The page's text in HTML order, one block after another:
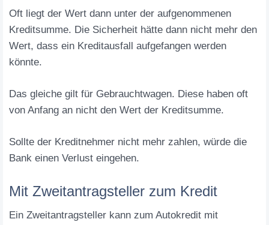
Oft liegt der Wert dann unter der aufgenommenen
Kreditsumme. Die Sicherheit hätte dann nicht mehr den
Wert, dass ein Kreditausfall aufgefangen werden
könnte.
Das gleiche gilt für Gebrauchtwagen. Diese haben oft
von Anfang an nicht den Wert der Kreditsumme.
Sollte der Kreditnehmer nicht mehr zahlen, würde die
Bank einen Verlust eingehen.
Mit Zweitantragsteller zum Kredit
Ein Zweitantragsteller kann zum Autokredit mit